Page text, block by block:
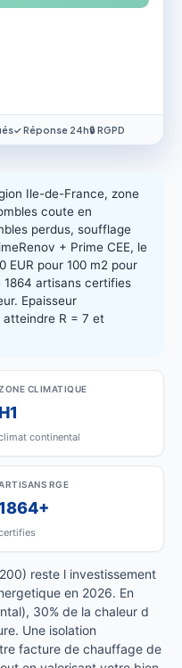
✓ Réponse 24h🔒 RGPD
Ile-de-France, zone
coute en
perdus, soufflage
+ Prime CEE, le
EUR pour 100 m2 pour
1864 artisans certifies
Epaisseur
R = 7 et
CLIMATIQUE
H1
continental
RGE
reste l investissement
en 2026. En
30% de la chaleur d
Une isolation
facture de chauffage de